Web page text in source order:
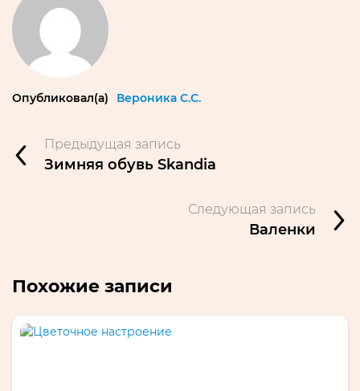
Опубликовал(а) Вероника С.С.
Предыдущая запись
Зимняя обувь Skandia
Следующая запись
Валенки
Похожие записи